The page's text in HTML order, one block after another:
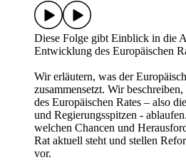
Diese Folge gibt Einblick in die
Entwicklung des Europäischen
Wir erläutern, was der
zusammensetzt. Wir
des Europäischen Rates – also
und Regierungsspitzen -
welchen Chancen und
Rat aktuell steht und stellen
vor.